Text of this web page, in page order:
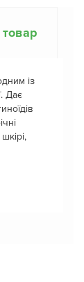
товар
із
Дає